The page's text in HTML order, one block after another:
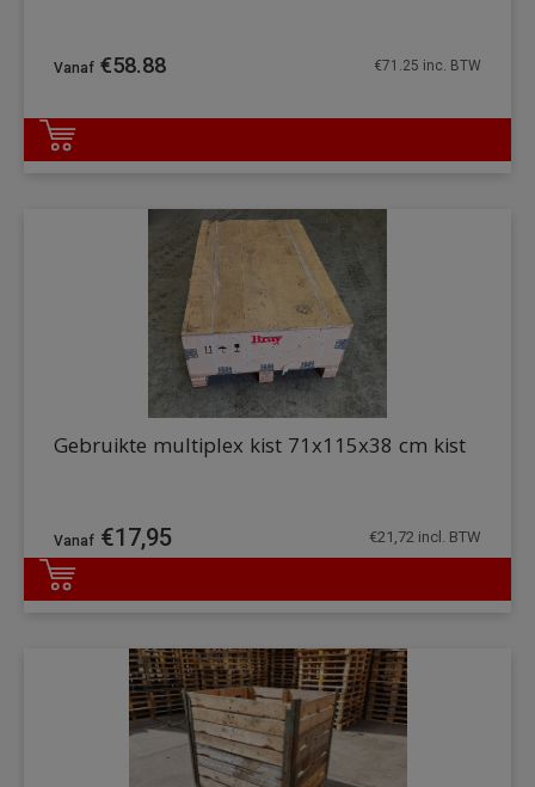
DETAILS
€58.88 €71.25 inc. BTW
DETAILS
Gebruikte multiplex kist 71x115x38 cm kist
€17,95 €21,72 incl. BTW